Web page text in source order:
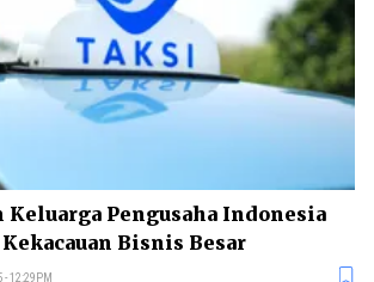
Keluarga Pengusaha Indonesia
Bisnis Besar
12:29PM